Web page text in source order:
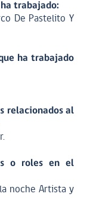
trabajado:
De Pastelito Y
ha trabajado
relacionados al
o roles en el
noche Artista y